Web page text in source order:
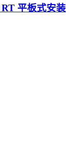
平板式安装